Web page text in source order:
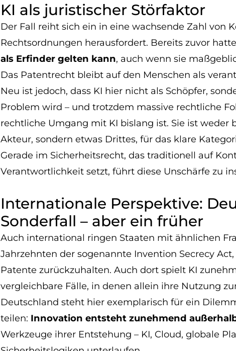
KI als juristischer Störfaktor
Der Fall reiht sich ein in eine wachsende Zahl von
Rechtsordnungen herausfordert. Bereits zuvor
als Erfinder gelten kann, auch wenn sie
Das Patentrecht bleibt auf den Menschen als
Neu ist jedoch, dass KI hier nicht als Schöpfer,
Problem wird – und trotzdem massive rechtliche
rechtliche Umgang mit KI bislang ist. Sie ist weder
Akteur, sondern etwas Drittes, für das klare
Gerade im Sicherheitsrecht, das traditionell auf
Verantwortlichkeit setzt, führt diese Unschärfe zu
Internationale Perspektive:
Sonderfall – aber ein früher
Auch international ringen Staaten mit ähnlichen
Jahrzehnten der sogenannte Invention Secrecy
Patente zurückzuhalten. Auch dort spielt KI
vergleichbare Fälle, in denen allein ihre Nutzung
Deutschland steht hier exemplarisch für ein
teilen: Innovation entsteht zunehmend
Werkzeuge ihrer Entstehung – KI, Cloud, globale